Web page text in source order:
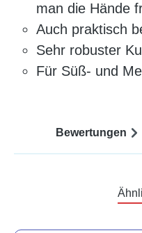
man die Hände
Auch praktisch
Sehr robuster
Für Süß- und
Bewertungen